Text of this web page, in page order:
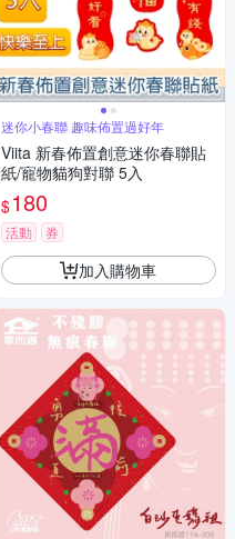
迷你小春聯 趣味佈置過好年
Viita 新春佈置創意迷你春聯貼
紙/寵物貓狗對聯 5入
$180
活動 券
加入購物車